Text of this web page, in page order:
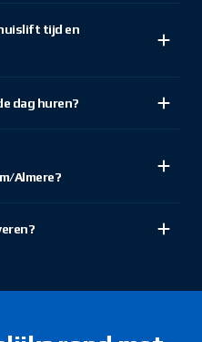
tijd en
dag huren?
Almere?